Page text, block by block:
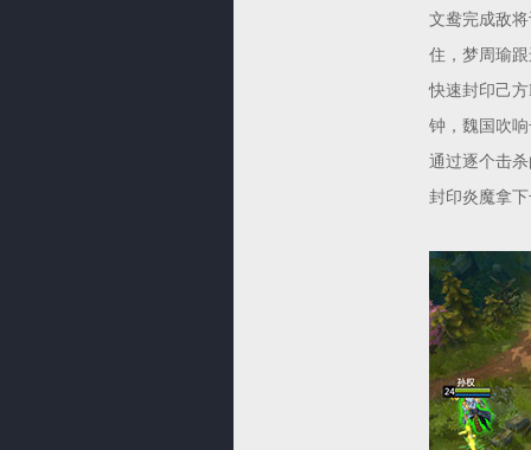
文鸯完成敌
住，梦周瑜
快速封印己
钟，魏国吹
通过逐个击
封印炎魔拿